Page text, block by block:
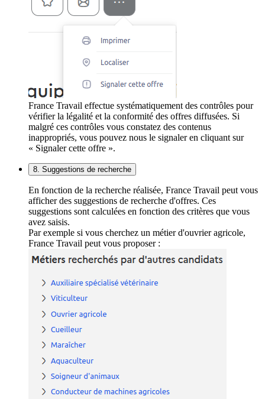
France Travail effectue systématiquement des contrôles pour
vérifier la légalité et la conformité des offres diffusées. Si
malgré ces contrôles vous constatez des contenus
inappropriés, vous pouvez nous le signaler en cliquant sur
« Signaler cette offre ».
8. Suggestions de recherche
En fonction de la recherche réalisée, France Travail peut vous
afficher des suggestions de recherche d'offres. Ces
suggestions sont calculées en fonction des critères que vous
avez saisis.
Par exemple si vous cherchez un métier d'ouvrier agricole,
France Travail peut vous proposer :